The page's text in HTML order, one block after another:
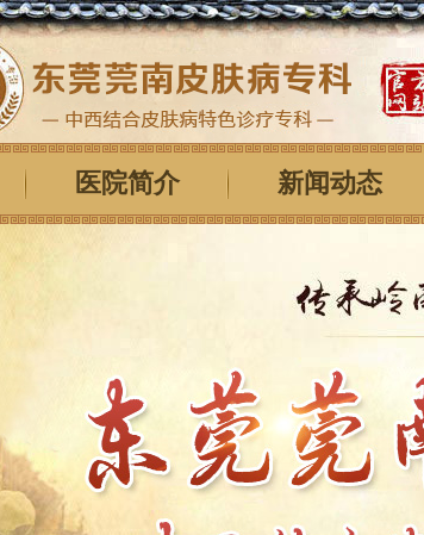
医院简介 新闻动态